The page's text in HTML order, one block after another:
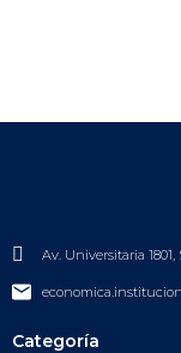
Av. Universitaria
Categoría